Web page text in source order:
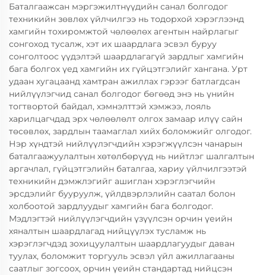
Баталгаажсан мэргэжилтнүүдийн санал болгодог
техникийн зөвлөх үйлчилгээ нь тодорхой хэрэглээнд
хамгийн тохиромжтой чөлөөлөх агентын найрлагыг
сонгоход тусалж, хэт их шаардлага эсвэл буруу
сонголтоос үүдэлтэй шаардлагагүй зардлыг хамгийн
бага болгох үед хамгийн их гүйцэтгэлийг хангана. Урт
удаан хугацаанд хамтран ажиллах гэрээг батлагдсан
нийлүүлэгчид санал болгодог бөгөөд энэ нь үнийн
тогтвортой байдал, хэмнэлттэй хэмжээ, лояль
харилцагчдад эрх чөлөөлөлт олгох замаар илүү сайн
төсөвлөх, зардлын таамаглал хийх боломжийг олгодог.
Нэр хүндтэй нийлүүлэгчдийн хэрэгжүүлсэн чанарын
баталгаажуулалтын хөтөлбөрүүд нь нийтлэг шалгалтын
аргачлал, гүйцэтгэлийн баталгаа, хариу үйлчилгээтэй
техникийн дэмжлэгийг ашиглан хэрэглэгчийн
эрсдэлийг бууруулж, үйлдвэрлэлийн саатал болон
холбоотой зардлуудыг хамгийн бага болгодог.
Мэдлэгтэй нийлүүлэгчдийн үзүүлсэн орчин үеийн
хяналтын шаардлагад нийцүүлэх тусламж нь
хэрэглэгчдэд зохицуулалтын шаардлагуудыг даван
туулах, боломжит торгууль эсвэл үйл ажиллагааны
саатлыг зогсоох, орчин үеийн стандартад нийцсэн